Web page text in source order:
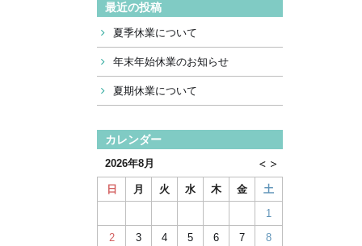
最近の投稿
夏季休業について
年末年始休業のお知らせ
夏期休業について
カレンダー
2026年8月
日 月 火 水 木 金
土
1
2
3 4 5 6 7
8